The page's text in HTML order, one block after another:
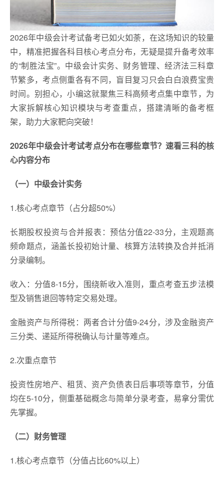
2026年中级会计考试备考已如火如荼，在这场知识的较量
中，精准把握各科目核心考点分布，无疑是提升备考效率
的“制胜法宝”。中级会计实务、财务管理、经济法三科章
节繁多，考点侧重各有不同，盲目复习只会白白浪费宝贵
时间。别担心，小编这就聚焦三科高频考点集中章节，为
大家拆解核心知识模块与考查重点，搭建清晰的备考框
架，助力大家靶向突破！
2026年中级会计考试考点分布在哪些章节？速看三科的核
心内容分布
（一）中级会计实务
1.核心考点章节（占分超50%）
长期股权投资与合并报表：预估分值22-33分，主观题高
频命题点，涵盖长投初始计量、核算方法转换及合并抵消
分录编制。
收入：分值8-15分，围绕新收入准则，重点考查五步法模
型及销售退回等特定交易处理。
金融资产与所得税：两者合计分值9-24分，涉及金融资产
三分类、递延所得税确认与计量等难点。
2.次重点章节
投资性房地产、租赁、资产负债表日后事项等章节，分值
均在5-10分，侧重基础概念与简单分录考查，易拿分需优
先掌握。
（二）财务管理
1.核心考点章节（分值占比60%以上）